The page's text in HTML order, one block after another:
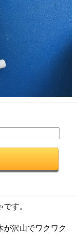
す。
が沢山でワクワク